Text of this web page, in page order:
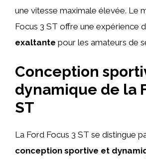
une vitesse maximale élevée. Le
Focus 3 ST offre une expérience
exaltante pour les amateurs de
Conception
dynamique de la
ST
La Ford Focus 3 ST se distingue
conception sportive et